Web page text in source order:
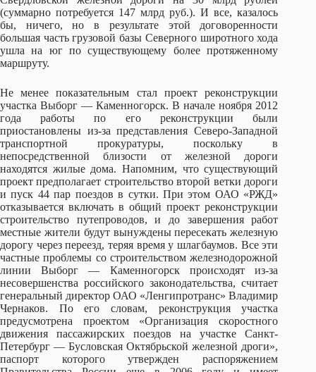
(суммарно потребуется 147 млрд руб.). И все, казалось
бы, ничего, но в результате этой договоренности
большая часть грузовой базы Северного широтного хода
ушла на юг по существующему более протяженному
маршруту.
Не менее показательным стал проект реконструкции
участка Выборг — Каменногорск. В начале ноября 2012
года работы по его реконструкции были
приостановлены из-за представления Северо-Западной
транспортной прокуратуры, поскольку в
непосредственной близости от железной дороги
находятся жилые дома. Напомним, что существующий
проект предполагает строительство второй ветки дороги
и пуск 44 пар поездов в сутки. При этом ОАО «РЖД»
отказывается включать в общий проект реконструкции
строительство путепроводов, и до завершения работ
местные жители будут вынуждены пересекать железную
дорогу через переезд, теряя время у шлагбаумов. Все эти
частные проблемы со строительством железнодорожной
линии Выборг — Каменногорск происходят из-за
несовершенства российского законодательства, считает
генеральный директор ОАО «Ленгипротранс» Владимир
Чернаков. По его словам, реконструкция участка
предусмотрена проектом «Организация скоростного
движения пассажирских поездов на участке Санкт-
Петербург — Бусловская Октябрьской железной дроги»,
паспорт которого утвержден распоряжением